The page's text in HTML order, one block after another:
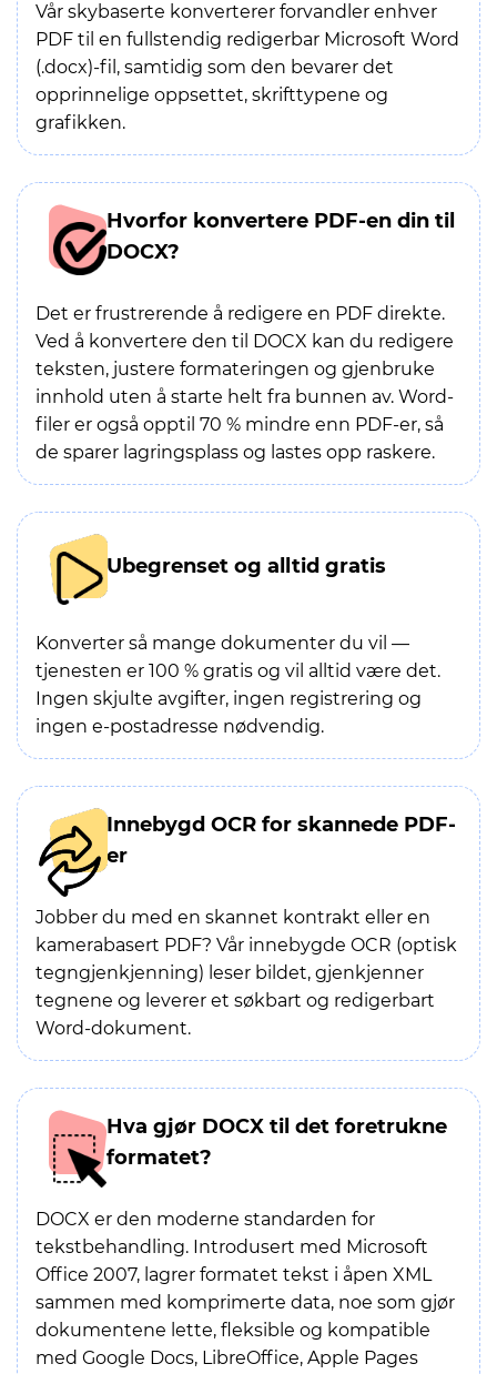
Vår skybaserte konverterer forvandler enhver
PDF til en fullstendig redigerbar Microsoft Word
(.docx)-fil, samtidig som den bevarer det
opprinnelige oppsettet, skrifttypene og
grafikken.
Hvorfor konvertere PDF-en din til
DOCX?
Det er frustrerende å redigere en PDF direkte.
Ved å konvertere den til DOCX kan du redigere
teksten, justere formateringen og gjenbruke
innhold uten å starte helt fra bunnen av. Word-
filer er også opptil 70 % mindre enn PDF-er, så
de sparer lagringsplass og lastes opp raskere.
Ubegrenset og alltid gratis
Konverter så mange dokumenter du vil —
tjenesten er 100 % gratis og vil alltid være det.
Ingen skjulte avgifter, ingen registrering og
ingen e-postadresse nødvendig.
Innebygd OCR for skannede PDF-
er
Jobber du med en skannet kontrakt eller en
kamerabasert PDF? Vår innebygde OCR (optisk
tegngjenkjenning) leser bildet, gjenkjenner
tegnene og leverer et søkbart og redigerbart
Word-dokument.
Hva gjør DOCX til det foretrukne
formatet?
DOCX er den moderne standarden for
tekstbehandling. Introdusert med Microsoft
Office 2007, lagrer formatet tekst i åpen XML
sammen med komprimerte data, noe som gjør
dokumentene lette, fleksible og kompatible
med Google Docs, LibreOffice, Apple Pages